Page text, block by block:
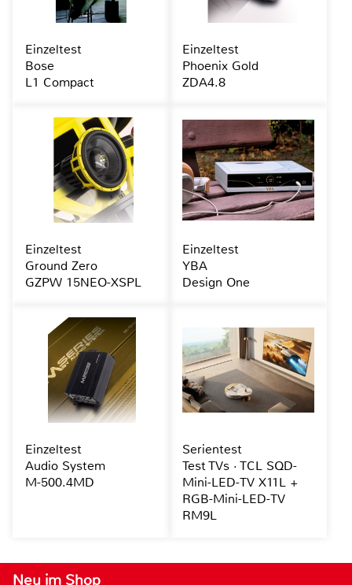
Neu im Shop
Einzeltest
Bose
L1 Compact
Einzeltest
Phoenix Gold
ZDA4.8
Einzeltest
Ground Zero
GZPW 15NEO-XSPL
Einzeltest
YBA
Design One
Einzeltest
Audio System
M-500.4MD
Serientest
Test TVs · TCL SQD-
Mini-LED-TV X11L +
RGB-Mini-LED-TV
RM9L